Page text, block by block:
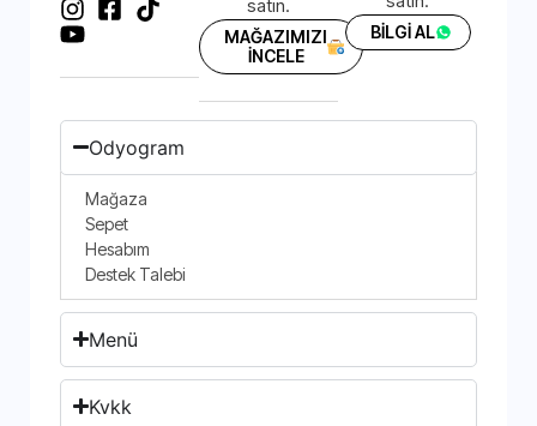
satın.
MAĞAZIMIZI
İNCELE
BİLGİ AL
Odyogram
Mağaza
Sepet
Hesabım
Destek Talebi
Menü
Kvkk